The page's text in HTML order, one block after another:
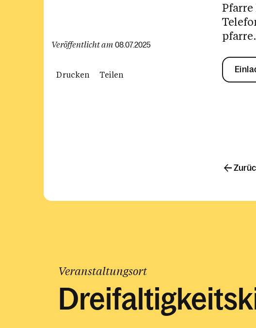
Veröffentlicht am 08.07.2025
Drucken Teilen
Pfarre
Veranstaltungsort